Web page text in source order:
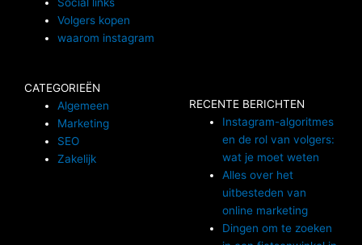
Volgers kopen
waarom instagram
CATEGORIEËN
Algemeen
Marketing
SEO
Zakelijk
RECENTE BERICHTEN
Instagram-algoritmes
en de rol van volgers:
wat je moet weten
Alles over het
uitbesteden van
online marketing
Dingen om te zoeken